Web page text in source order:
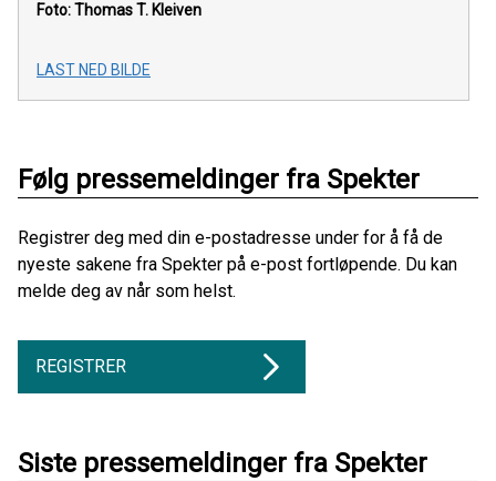
Foto: Thomas T. Kleiven
LAST NED BILDE
Følg pressemeldinger fra Spekter
Registrer deg med din e-postadresse under for å få de
nyeste sakene fra Spekter på e-post fortløpende. Du kan
melde deg av når som helst.
REGISTRER
Siste pressemeldinger fra Spekter